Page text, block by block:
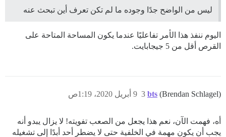
ليس من الواضح جدًا وجوده ما لم تكن تعرف أين تبحث عنه
اليوم ننفذ هذا الأمر تفاعليًا عندما يكون المساحة المتاحة على
القرص أقل من 5 جيجابايت.
bts (Brendan Schlagel) 9 أبريل 2020، 1:19ص 3
أه، فهمت الآن، نعم هذا يجعل من الصعب تفويته! لا يزال يبدو أنه
يجب أن يكون مهمة في الخلفية حتى لا يضطر أحد أبدًا إلى تشغيله